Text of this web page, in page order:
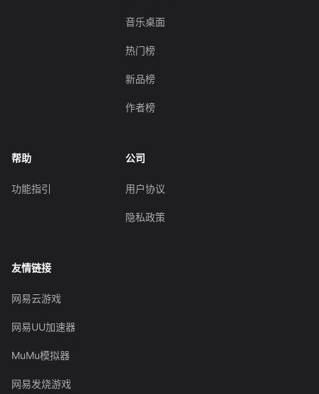
音乐桌面
热门榜
新品榜
作者榜
帮助
功能指引
公司
用户协议
隐私政策
友情链接
网易云游戏
网易UU加速器
MuMu模拟器
网易发烧游戏